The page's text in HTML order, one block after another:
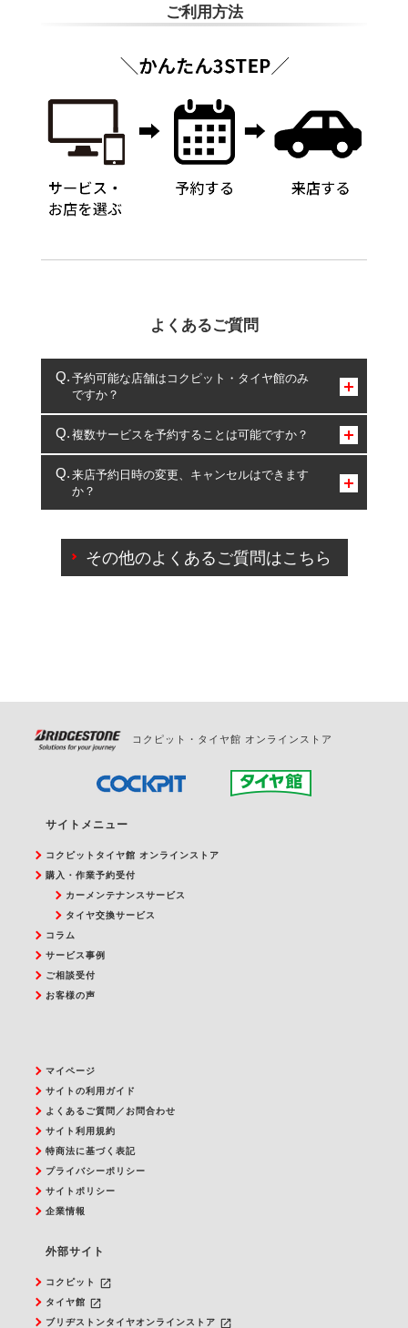
ご利用方法
よくあるご質問
予約可能な店舗はコクピット・タイヤ館のみ
ですか？
コクピット・タイヤ館のみとなります。
複数サービスを予約することは可能ですか？
複数サービスのご予約は可能です。
一部の商品・サービスの組み合わせに限り、同時にご予約が
出来ないものもございます。
来店予約日時の変更、キャンセルはできます
か？
ご来店予約日の3営業日前を過ぎている場合のご予約
の日時変更につきましては、直接ご予約の店舗まで
その他のよくあるご質問はこちら
コクピット・タイヤ館 オンラインストア
サイトメニュー
コクピットタイヤ館 オンラインストア
購入・作業予約受付
カーメンテナンスサービス
タイヤ交換サービス
コラム
サービス事例
ご相談受付
お客様の声
マイページ
サイトの利用ガイド
よくあるご質問／お問合わせ
サイト利用規約
特商法に基づく表記
プライバシーポリシー
サイトポリシー
企業情報
外部サイト
コクピット launch
タイヤ館 launch
ブリヂストンタイヤオンラインストア launch